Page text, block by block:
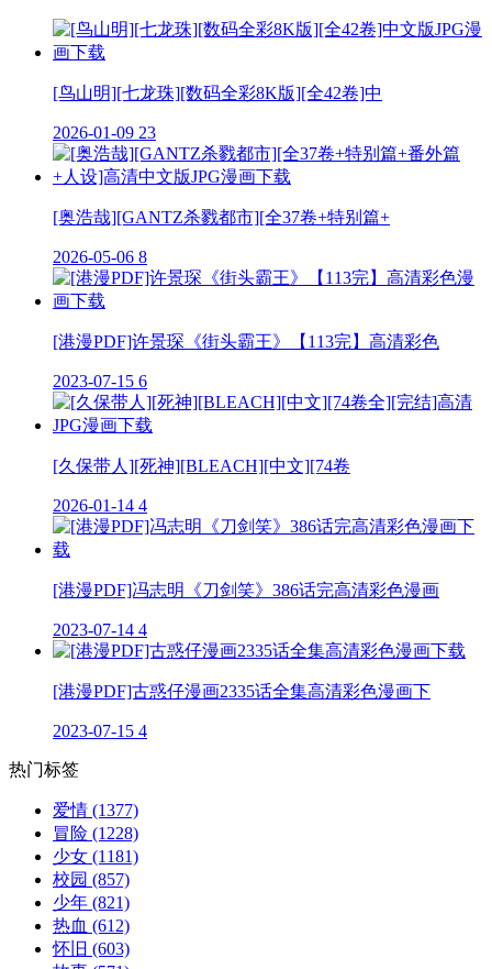
[鸟山明][七龙珠][数码全彩8K版][全42卷]中
2026-01-09 23
[奥浩哉][GANTZ杀戮都市][全37卷+特别篇+
2026-05-06 8
[港漫PDF]许景琛《街头霸王》【113完】高清彩色
2023-07-15 6
[久保带人][死神][BLEACH][中文][74卷
2026-01-14 4
[港漫PDF]冯志明《刀剑笑》386话完高清彩色漫画
2023-07-14 4
[港漫PDF]古惑仔漫画2335话全集高清彩色漫画下
2023-07-15 4
热门标签
爱情 (1377)
冒险 (1228)
少女 (1181)
校园 (857)
少年 (821)
热血 (612)
怀旧 (603)